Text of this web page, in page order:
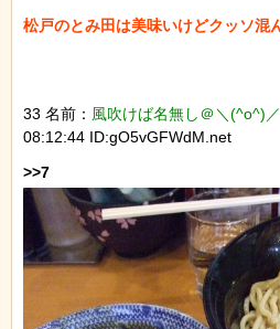
33 名前： 風吹けば名無し＠＼(^o^)／
08:12:44 ID:gO5vGFWdM.net